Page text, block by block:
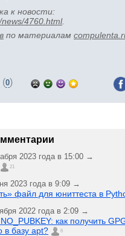
к новости:
4760.html.
по материалам
(0)
2023 года в 15:00 →
21
2023 года в 9:09 →
файл для юниттеста в
2022 года в 2:09 →
как получить
в базу apt?
6